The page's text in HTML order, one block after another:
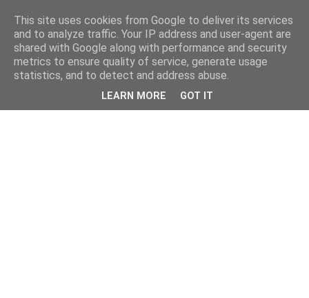
This site uses cookies from Google to deliver its services
and to analyze traffic. Your IP address and user-agent are
shared with Google along with performance and security
metrics to ensure quality of service, generate usage
statistics, and to detect and address abuse.
LEARN MORE GOT IT